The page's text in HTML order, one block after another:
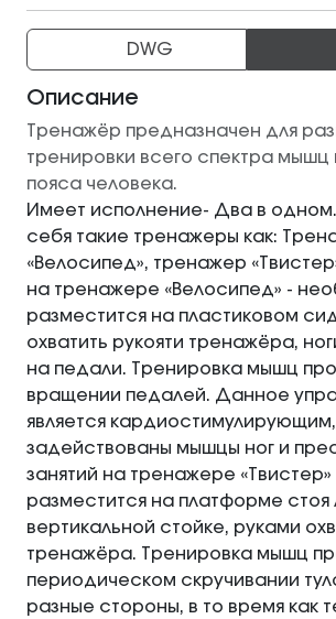
DWG
Описание
Тренажёр предназначен для
тренировки всего спектра мышц
пояса человека.
Имеет исполнение- Два в одном.
себя такие тренажеры как:
«Велосипед», тренажер
на тренажере «Велосипед» -
разместится на пластиковом
охватить рукояти тренажёра,
на педали. Тренировка мышц
вращении педалей. Данное
является
задействованы мышцы ног и
занятий на тренажере
разместится на платформе стоя
вертикальной стойке, руками
тренажёра. Тренировка мышц
периодическом скручивании
разные стороны, в то время как